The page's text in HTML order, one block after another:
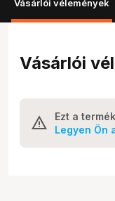
Vásárlói vélemények
Vásárlói
Ezt a
Legyen Ön